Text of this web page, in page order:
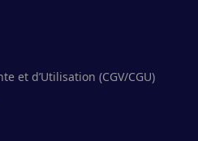
et d’Utilisation (CGV/CGU)